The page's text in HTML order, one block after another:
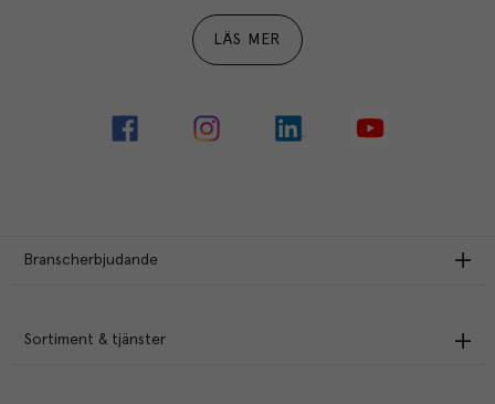
LÄS MER
Branscherbjudande
Sortiment & tjänster